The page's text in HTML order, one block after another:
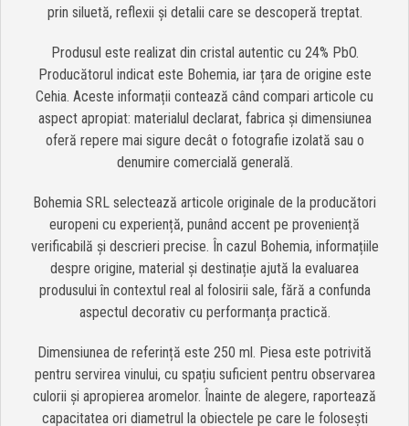
prin siluetă, reflexii și detalii care se descoperă treptat.
Produsul este realizat din cristal autentic cu 24% PbO.
Producătorul indicat este Bohemia, iar țara de origine este
Cehia. Aceste informații contează când compari articole cu
aspect apropiat: materialul declarat, fabrica și dimensiunea
oferă repere mai sigure decât o fotografie izolată sau o
denumire comercială generală.
Bohemia SRL selectează articole originale de la producători
europeni cu experiență, punând accent pe proveniență
verificabilă și descrieri precise. În cazul Bohemia, informațiile
despre origine, material și destinație ajută la evaluarea
produsului în contextul real al folosirii sale, fără a confunda
aspectul decorativ cu performanța practică.
Dimensiunea de referință este 250 ml. Piesa este potrivită
pentru servirea vinului, cu spațiu suficient pentru observarea
culorii și apropierea aromelor. Înainte de alegere, raportează
capacitatea ori diametrul la obiectele pe care le folosești